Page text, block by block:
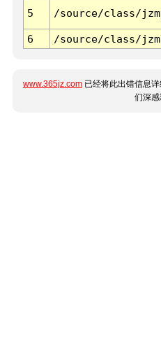
5 /source/class/
6 /source/class/
www.365jz.com 已经将此出错信息
们深感